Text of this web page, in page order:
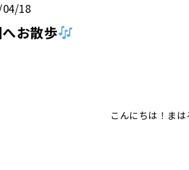
18
お散歩
こんにちは！ま